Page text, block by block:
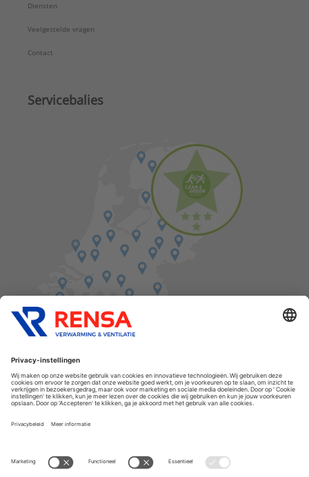
Diensten
Veelgestelde vragen
Contact
Servicebalies
Cookies
Privacyverklaring
Disclaimer